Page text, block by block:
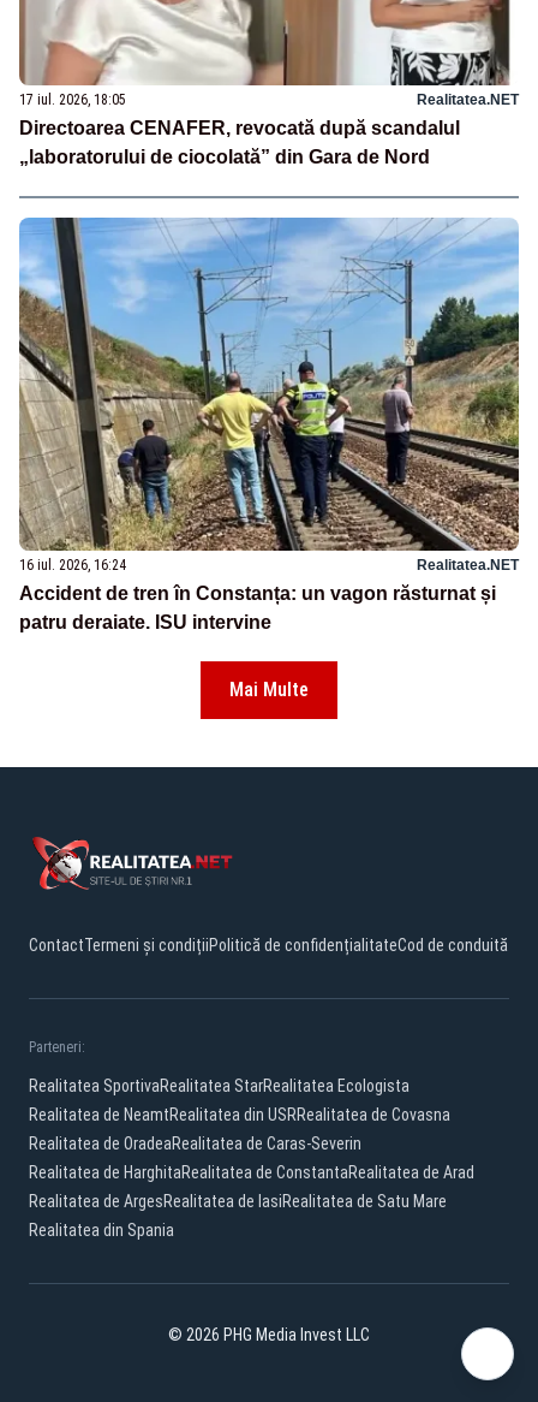
17 iul. 2026, 18:05 Realitatea.NET
Directoarea CENAFER, revocată după scandalul
„laboratorului de ciocolată” din Gara de Nord
16 iul. 2026, 16:24 Realitatea.NET
Accident de tren în Constanța: un vagon răsturnat și
patru deraiate. ISU intervine
Mai Multe
ContactTermeni și condițiiPolitică de confidențialitateCod de conduită
Parteneri:
Realitatea SportivaRealitatea StarRealitatea Ecologista
Realitatea de NeamtRealitatea din USRRealitatea de Covasna
Realitatea de OradeaRealitatea de Caras-Severin
Realitatea de HarghitaRealitatea de ConstantaRealitatea de Arad
Realitatea de ArgesRealitatea de IasiRealitatea de Satu Mare
Realitatea din Spania
© 2026 PHG Media Invest LLC